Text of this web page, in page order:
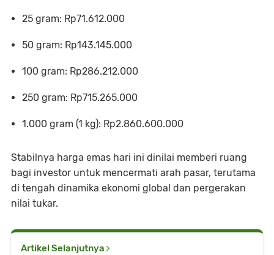
25 gram: Rp71.612.000
50 gram: Rp143.145.000
100 gram: Rp286.212.000
250 gram: Rp715.265.000
1.000 gram (1 kg): Rp2.860.600.000
Stabilnya harga emas hari ini dinilai memberi ruang
bagi investor untuk mencermati arah pasar, terutama
di tengah dinamika ekonomi global dan pergerakan
nilai tukar.
Artikel Selanjutnya